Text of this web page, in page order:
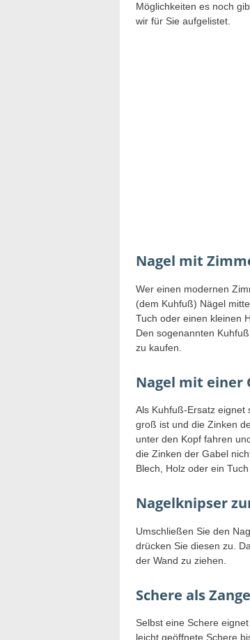
Möglichkeiten es noch
wir für Sie aufgelistet.
Nagel mit
Wer einen modernen
(dem Kuhfuß) Nägel
Tuch oder einen kleinen
Den sogenannten
zu kaufen.
Nagel mit einer
Als Kuhfuß-Ersatz eignet
groß ist und die Zinken
unter den Kopf fahren
die Zinken der Gabel
Blech, Holz oder ein
Nagelknipser
Umschließen Sie den
drücken Sie diesen zu.
der Wand zu ziehen.
Schere als
Selbst eine Schere
leicht geöffnete Schere